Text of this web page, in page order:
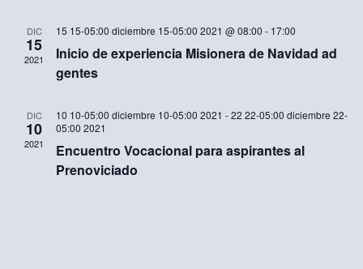
DIC
15
2021
15 15-05:00 diciembre 15-05:00 2021 @ 08:00 - 17:00
Inicio de experiencia Misionera de Navidad ad
gentes
DIC
10
2021
10 10-05:00 diciembre 10-05:00 2021 -22 22-05:00 diciembre 22-
05:00 2021
Encuentro Vocacional para aspirantes al
Prenoviciado